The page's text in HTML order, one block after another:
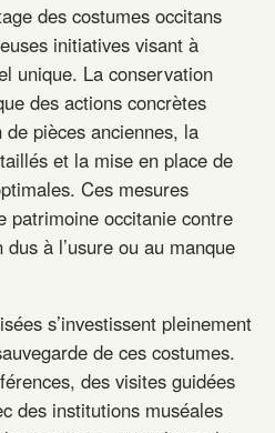
des costumes occitans
initiatives visant à
unique. La conservation
des actions concrètes
pièces anciennes, la
et la mise en place de
Ces mesures
patrimoine occitanie contre
à l’usure ou au manque
s’investissent pleinement
de ces costumes.
des visites guidées
des institutions muséales